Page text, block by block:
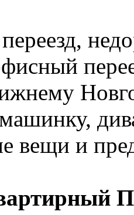
вещи и